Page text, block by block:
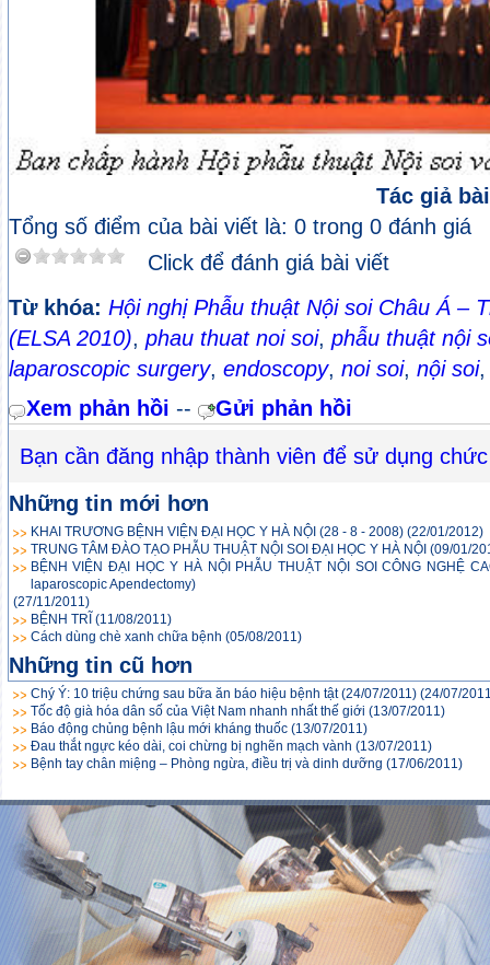
Tác giả
Tổng số điểm của bài viết là: 0 trong 0 đánh giá
Click để đánh giá bài viết
Từ khóa: Hội nghị Phẫu thuật Nội soi Châu Á –
(ELSA 2010), phau thuat noi soi, phẫu thuật nội
laparoscopic surgery, endoscopy, noi soi, nội soi
Xem phản hồi --
Gửi phản hồi
Bạn cần đăng nhập thành viên để sử dụng
Những tin mới hơn
KHAI TRƯƠNG BỆNH VIỆN ĐẠI HỌC Y HÀ NỘI (28 - 8 - 2008) (22/01/2012)
TRUNG TÂM ĐÀO TẠO PHẪU THUẬT NỘI SOI ĐẠI HỌC Y HÀ NỘI (09/01/
BỆNH VIỆN ĐẠI HỌC Y HÀ NỘI PHẪU THUẬT NỘI SOI CÔNG NGHỆ
laparoscopic Apendectomy)
(27/11/2011)
BỆNH TRĨ (11/08/2011)
Cách dùng chè xanh chữa bệnh (05/08/2011)
Những tin cũ hơn
Chý Ý: 10 triệu chứng sau bữa ăn báo hiệu bệnh tật (24/07/2011) (24/07/
Tốc độ già hóa dân số của Việt Nam nhanh nhất thế giới (13/07/2011)
Báo động chủng bệnh lậu mới kháng thuốc (13/07/2011)
Đau thắt ngực kéo dài, coi chừng bị nghẽn mạch vành (13/07/2011)
Bệnh tay chân miệng – Phòng ngừa, điều trị và dinh dưỡng (17/06/2011)